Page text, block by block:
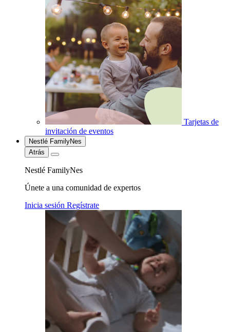
Tarjetas de
invitación de eventos
Nestlé FamilyNes
Atrás
Nestlé FamilyNes
Únete a una comunidad de expertos
Inicia sesión Regístrate